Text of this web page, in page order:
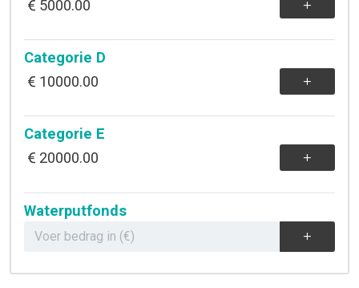
5000.00
Categorie D
10000.00
Categorie E
20000.00
Waterputfonds